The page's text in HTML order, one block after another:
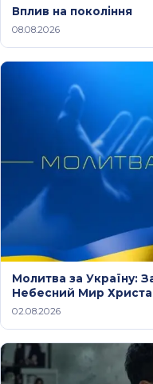
Вплив на покоління
08.08.2026
Молитва за Україну:
Небесний Мир
02.08.2026